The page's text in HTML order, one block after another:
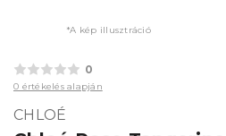
*A kép illusztráció
0
0 értékelés alapján
CHLOÉ